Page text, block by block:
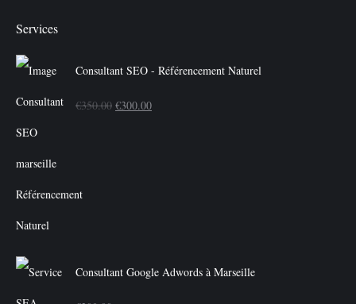
Services
Consultant SEO - Référencement Naturel
€350.00 Le
€300.00Le
Consultant Google Adwords à Marseille